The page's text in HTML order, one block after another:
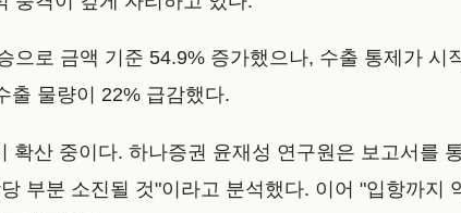
으로 금액 기준 54.9% 증가했으나, 수출 통제가 시
출 물량이 22% 급감했다.
확산 중이다. 하나증권 윤재성 연구원은 보고서를
부분 소진될 것"이라고 분석했다. 이어 "입항까